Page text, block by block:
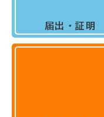
届出・証明